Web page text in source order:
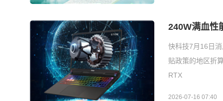
240W满血性
快科技7月16日
贴政策的地区折
RTX
2026-07-16 07:40